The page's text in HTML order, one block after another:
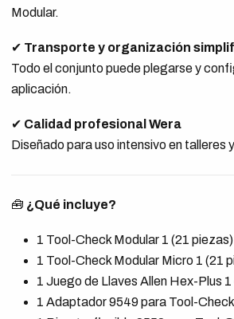
Modular.
✔ Transporte y organización
Todo el conjunto puede plegarse y
aplicación.
✔ Calidad profesional Wera
Diseñado para uso intensivo en talleres
🧰 ¿Qué incluye?
1 Tool-Check Modular 1 (21 piezas)
1 Tool-Check Modular Micro 1 (21
1 Juego de Llaves Allen Hex-Plus
1 Adaptador 9549 para Tool-